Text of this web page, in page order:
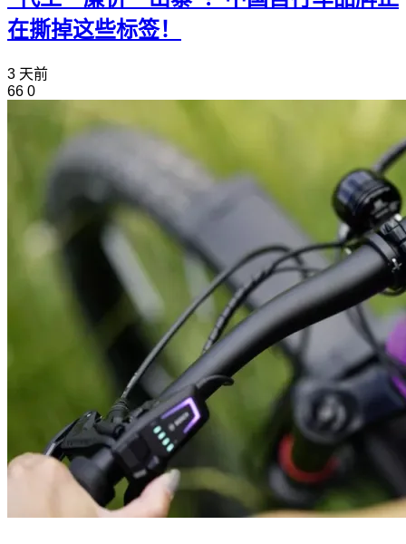
在撕掉这些标签！
3 天前
66 0